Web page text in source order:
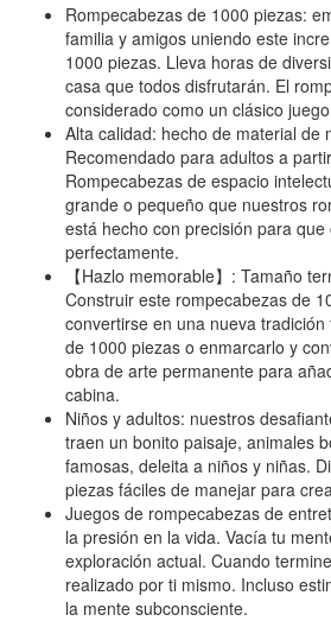
Rompecabezas de 1000 piezas:
familia y amigos uniendo este
1000 piezas. Lleva horas de
casa que todos disfrutarán. El
considerado como un clásico
Alta calidad: hecho de material de
Recomendado para adultos a
Rompecabezas de espacio
grande o pequeño que nuestros
está hecho con precisión para
perfectamente.
【Hazlo memorable】: Tamaño
Construir este rompecabezas de
convertirse en una nueva
de 1000 piezas o enmarcarlo y
obra de arte permanente para
cabina.
Niños y adultos: nuestros
traen un bonito paisaje, animales
famosas, deleita a niños y niñas.
piezas fáciles de manejar para
Juegos de rompecabezas de
la presión en la vida. Vacía tu
exploración actual. Cuando
realizado por ti mismo. Incluso
la mente subconsciente.